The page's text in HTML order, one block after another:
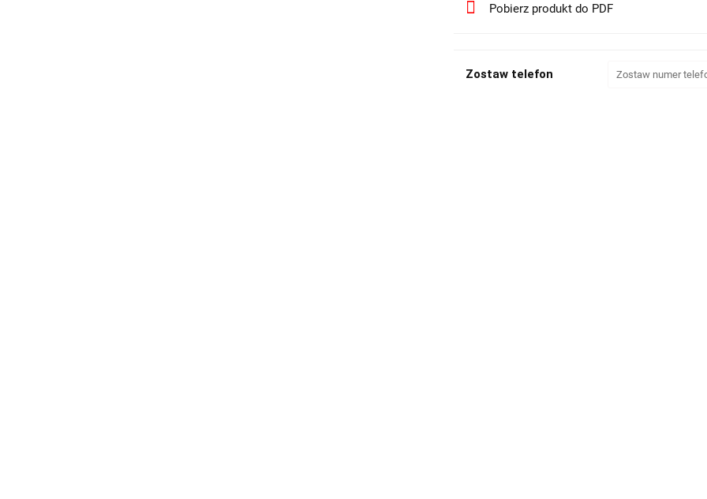
Pobierz produkt do PDF
Zostaw telefon